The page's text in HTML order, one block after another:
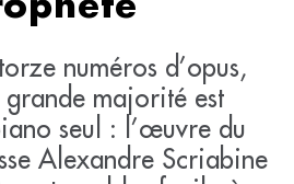
numéros d’opus,
majorité est
seul : l’œuvre du
Alexandre Scriabine